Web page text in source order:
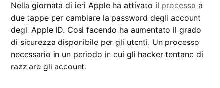
Nella giornata di ieri Apple ha attivato il processo a
due tappe per cambiare la password degli account
degli Apple ID. Così facendo ha aumentato il grado
di sicurezza disponibile per gli utenti. Un processo
necessario in un periodo in cui gli hacker tentano di
razziare gli account.